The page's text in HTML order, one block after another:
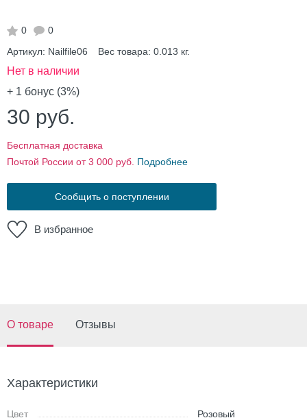
0
0
Артикул: Nailfile06 Вес товара: 0.013 кг.
Нет в наличии
+ 1 бонус (3%)
30 руб.
Бесплатная доставка
Почтой России от 3 000 руб. Подробнее
Сообщить о поступлении
В избранное
О товаре Отзывы
Характеристики
Цвет Розовый